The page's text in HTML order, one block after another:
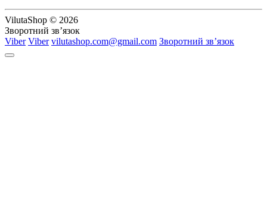
VilutaShop © 2026
Зворотний зв’язок
Viber Viber vilutashop.com@gmail.com Зворотний зв’язок